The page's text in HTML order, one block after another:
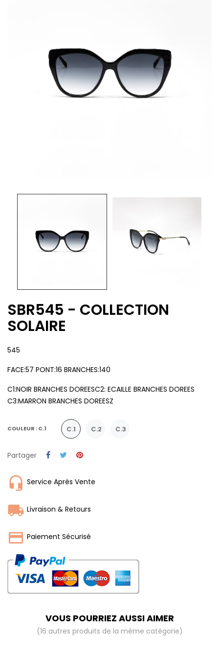
SBR545 - COLLECTION
SOLAIRE
545
FACE:57 PONT:16 BRANCHES:140
C1:NOIR BRANCHES DOREESC2: ECAILLE BRANCHES DOREES
C3:MARRON BRANCHES DOREESZ
COULEUR : C.1 C.1 C.2 C.3
Partager
Service Après Vente
Livraison & Retours
Paiement Sécurisé
VOUS POURRIEZ AUSSI AIMER
(16 autres produits de la même catégorie)